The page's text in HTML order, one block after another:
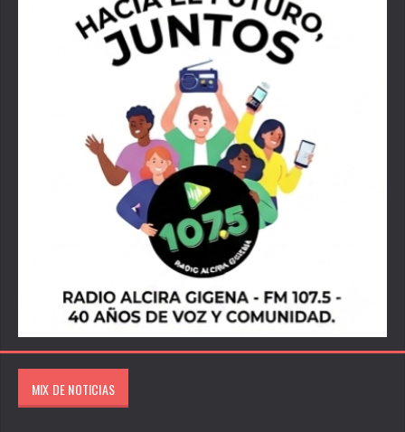
MIX DE NOTICIAS